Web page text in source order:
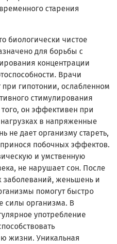
старения
биологически чистое
для борьбы с
концентрации
Врачи
при гипотонии, ослабленном
стимулирования
он эффективен при
в напряженные
дает организму стареть,
побочных эффектов.
и умственную
не нарушает сон. После
заболеваний, женьшень и
помогут быстро
силы организма. В
употребление
жизни. Уникальная